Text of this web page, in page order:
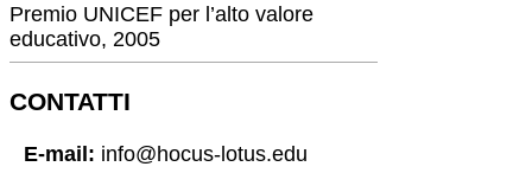
Premio UNICEF per l’alto valore
educativo, 2005
CONTATTI
E-mail: info@hocus-lotus.edu